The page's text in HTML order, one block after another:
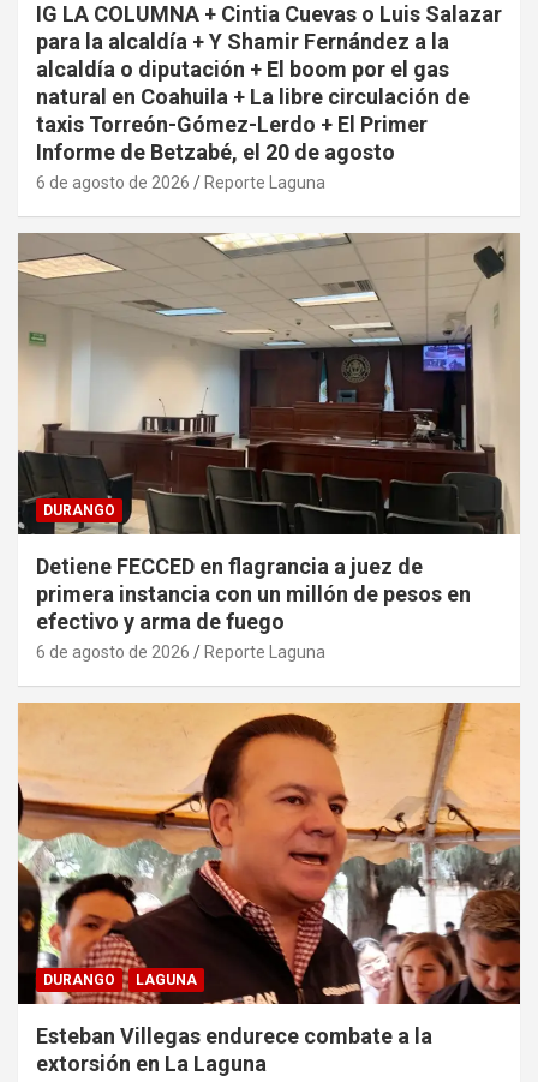
IG LA COLUMNA + Cintia Cuevas o Luis Salazar
para la alcaldía + Y Shamir Fernández a la
alcaldía o diputación + El boom por el gas
natural en Coahuila + La libre circulación de
taxis Torreón-Gómez-Lerdo + El Primer
Informe de Betzabé, el 20 de agosto
6 de agosto de 2026 Reporte Laguna
DURANGO
Detiene FECCED en flagrancia a juez de
primera instancia con un millón de pesos en
efectivo y arma de fuego
6 de agosto de 2026 Reporte Laguna
DURANGO LAGUNA
Esteban Villegas endurece combate a la
extorsión en La Laguna